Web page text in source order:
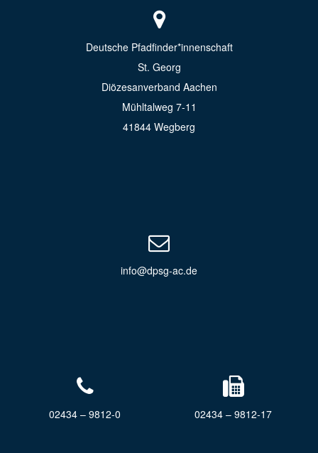
Deutsche Pfadfinder*innenschaft
St. Georg
Diözesanverband Aachen
Mühltalweg 7-11
41844 Wegberg
info@dpsg-ac.de
02434 – 9812-0 02434 – 9812-17